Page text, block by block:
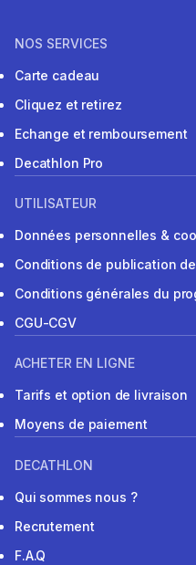
NOS SERVICES
Carte cadeau
Cliquez et retirez
Echange et remboursement
Decathlon Pro
UTILISATEUR
Données personnelles &
Conditions de publication
Conditions générales du
CGU-CGV
ACHETER EN LIGNE
Tarifs et option de livraison
Moyens de paiement
DECATHLON
Qui sommes nous ?
Recrutement
F.A.Q